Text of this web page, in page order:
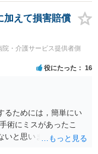
加えて損害賠償
院・介護サービス提供者側
役にたった 16
るためには，簡単にい
術にミスがあったこ
いと思います。 ② 手